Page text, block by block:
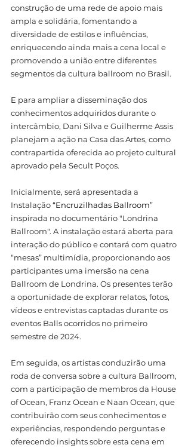
construção de uma rede de apoio mais
ampla e solidária, fomentando a
diversidade de estilos e influências,
enriquecendo ainda mais a cena local e
promovendo a união entre diferentes
segmentos da cultura ballroom no Brasil.
E para ampliar a disseminação dos
conhecimentos adquiridos durante o
intercâmbio, Dani Silva e Guilherme Assis
planejam a ação na Casa das Artes, como
contrapartida oferecida ao projeto cultural
aprovado pela Secult Poços.
Inicialmente, será apresentada a
Instalação “Encruzilhadas Ballroom”
inspirada no documentário "Londrina
Ballroom". A instalação estará aberta para
interação do público e contará com quatro
“mesas” multimídia, proporcionando aos
participantes uma imersão na cena
Ballroom de Londrina. Os presentes terão
a oportunidade de explorar relatos, fotos,
vídeos e entrevistas captadas durante os
eventos Balls ocorridos no primeiro
semestre de 2024.
Em seguida, os artistas conduzirão uma
roda de conversa sobre a cultura Ballroom,
com a participação de membros da House
of Ocean, Franz Ocean e Naan Ocean, que
contribuirão com seus conhecimentos e
experiências, respondendo perguntas e
oferecendo insights sobre esta cena em